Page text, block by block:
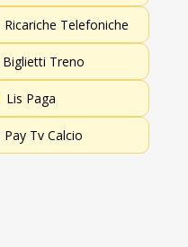
Ricariche Telefoniche
Biglietti Treno
Lis Paga
Pay Tv Calcio